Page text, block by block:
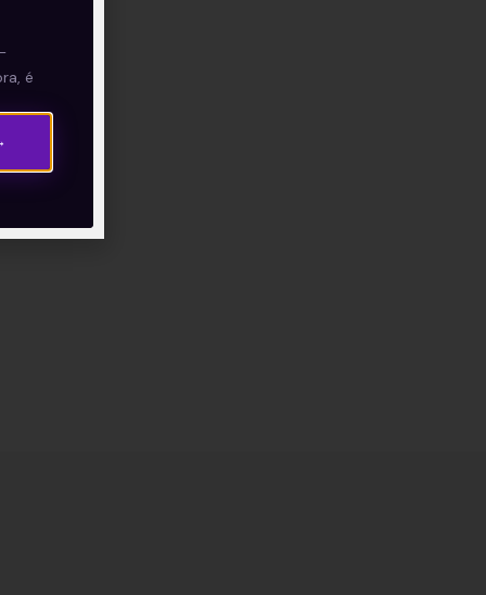
é